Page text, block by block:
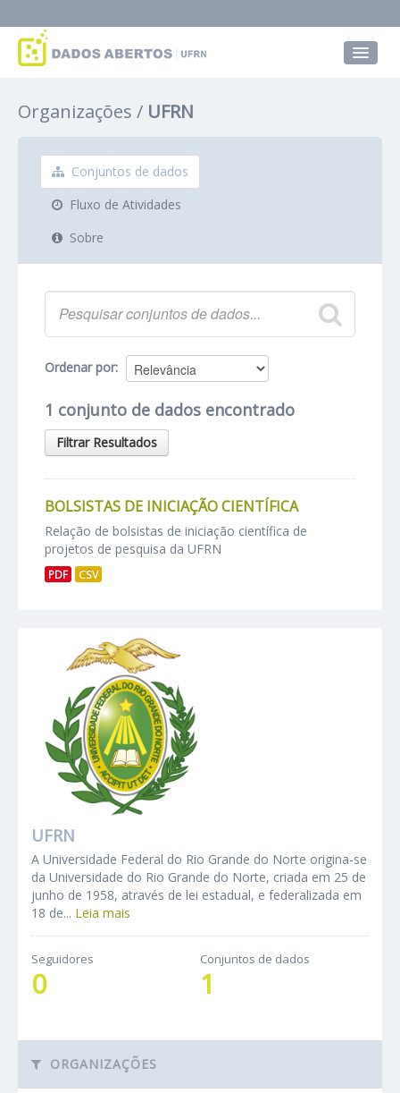
Grupos
Sobre
Organizações UFRN
Conjuntos de dados
Fluxo de Atividades
Sobre
Ordenar por
1 conjunto de dados encontrado
Filtrar Resultados
BOLSISTAS DE INICIAÇÃO CIENTÍFICA
Relação de bolsistas de iniciação científica de
projetos de pesquisa da UFRN
PDF CSV
UFRN
A Universidade Federal do Rio Grande do Norte origina-se
da Universidade do Rio Grande do Norte, criada em 25 de
junho de 1958, através de lei estadual, e federalizada em
18 de... Leia mais
Seguidores
0
Conjuntos de dados
1
ORGANIZAÇÕES